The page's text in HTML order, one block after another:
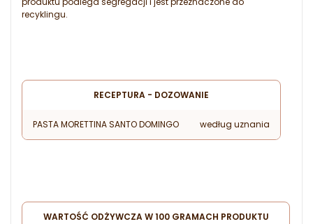
recyklingu.
RECEPTURA - DOZOWANIE
PASTA MORETTINA SANTO DOMINGO według uznania
WARTOŚĆ ODŻYWCZA W 100 GRAMACH PRODUKTU